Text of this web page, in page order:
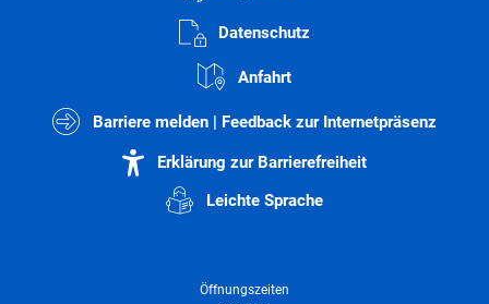
Datenschutz
Anfahrt
Barriere melden | Feedback zur Internetpräsenz
Erklärung zur Barrierefreiheit
Leichte Sprache
Öffnungszeiten